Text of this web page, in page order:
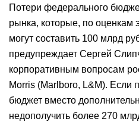
Потери федерального
рынка, которые, по оценкам
могут составить 100 млрд
предупреждает Сергей
корпоративным вопросам
Morris (Marlboro, L&M). Если
бюджет вместо
недополучить более 270